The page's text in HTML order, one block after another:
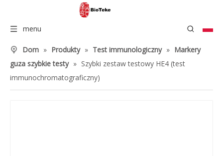
menu
Dom » Produkty » Test immunologiczny » Markery
guza szybkie testy » Szybki zestaw testowy HE4 (test
immunochromatograficzny)